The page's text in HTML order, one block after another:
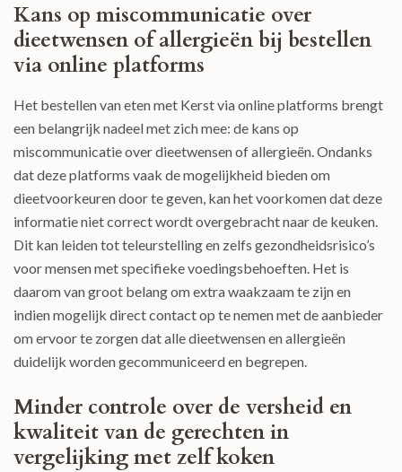
Kans op miscommunicatie over
dieetwensen of allergieën bij bestellen
via online platforms
Het bestellen van eten met Kerst via online platforms brengt
een belangrijk nadeel met zich mee: de kans op
miscommunicatie over dieetwensen of allergieën. Ondanks
dat deze platforms vaak de mogelijkheid bieden om
dieetvoorkeuren door te geven, kan het voorkomen dat deze
informatie niet correct wordt overgebracht naar de keuken.
Dit kan leiden tot teleurstelling en zelfs gezondheidsrisico’s
voor mensen met specifieke voedingsbehoeften. Het is
daarom van groot belang om extra waakzaam te zijn en
indien mogelijk direct contact op te nemen met de aanbieder
om ervoor te zorgen dat alle dieetwensen en allergieën
duidelijk worden gecommuniceerd en begrepen.
Minder controle over de versheid en
kwaliteit van de gerechten in
vergelijking met zelf koken